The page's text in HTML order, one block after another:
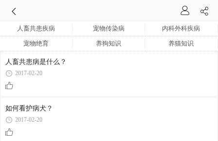
人畜共患疾病 宠物传染病 内科外科疾病
宠物绝育 养狗知识 养猫知识
人畜共患病是什么？
2017-02-20
如何看护病犬？
2017-02-20